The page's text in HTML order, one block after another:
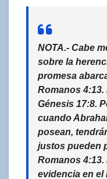
NOTA.- Cabe
sobre la
promesa
Romanos 4:13.
Génesis 17:8.
cuando
posean,
justos pueden
Romanos
evidencia en el